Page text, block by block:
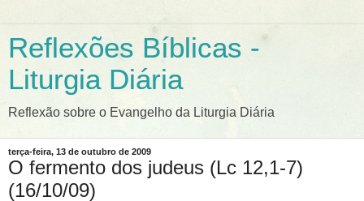
Reflexões Bíblicas -
Liturgia Diária
Reflexão sobre o Evangelho da Liturgia Diária
terça-feira, 13 de outubro de 2009
O fermento dos judeus (Lc 12,1-7)
(16/10/09)